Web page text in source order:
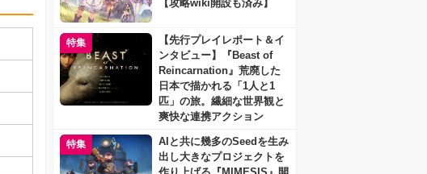
【攻略wiki開設も済み】
特集
【先行プレイレポート＆イ
ンタビュー】『Beast of
Reincarnation』荒廃した
日本で描かれる「1人と1
匹」の旅。繊細な世界観と
爽快な連携アクション
特集
AIと共に幾多のSeedを生み
出し大きなプロジェクトを